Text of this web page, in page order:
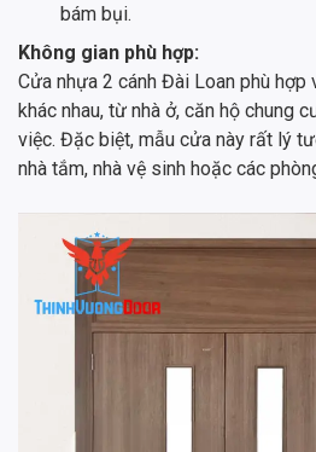
bám bụi.
Không gian phù hợp:
Cửa nhựa 2 cánh Đài Loan phù hợp
khác nhau, từ nhà ở, căn hộ chung
việc. Đặc biệt, mẫu cửa này rất lý
nhà tắm, nhà vệ sinh hoặc các